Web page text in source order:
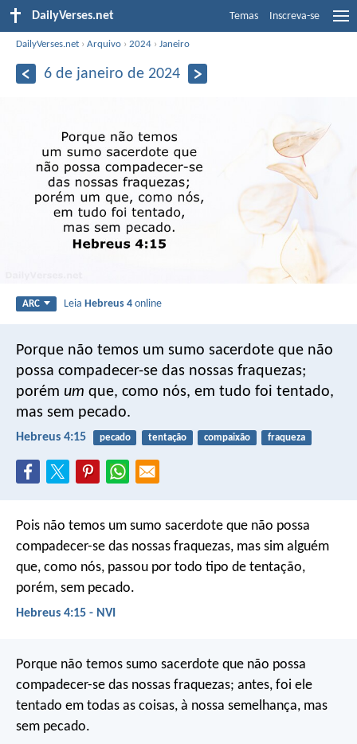
DailyVerses.net Temas Inscreva-se
DailyVerses.net ›Arquivo ›2024 ›Janeiro
6 de janeiro de 2024
ARC LeiaHebreus 4 online
Porque não temos um sumo sacerdote que não
possa compadecer-se das nossas fraquezas;
porém um que, como nós, em tudo foi tentado,
mas sem pecado.
Hebreus 4:15 pecado tentação compaixão fraqueza
Pois não temos um sumo sacerdote que não possa
compadecer-se das nossas fraquezas, mas sim alguém
que, como nós, passou por todo tipo de tentação,
porém, sem pecado.
Hebreus 4:15 - NVI
Porque não temos sumo sacerdote que não possa
compadecer-se das nossas fraquezas; antes, foi ele
tentado em todas as coisas, à nossa semelhança, mas
sem pecado.